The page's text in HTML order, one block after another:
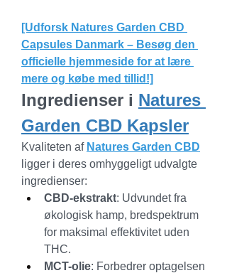
[Udforsk Natures Garden CBD
Capsules Danmark – Besøg den
officielle hjemmeside for at lære
mere og købe med tillid!]
Ingredienser i Natures
Garden CBD Kapsler
Kvaliteten af Natures Garden CBD
ligger i deres omhyggeligt udvalgte
ingredienser:
CBD-ekstrakt: Udvundet fra
økologisk hamp, bredspektrum
for maksimal effektivitet uden
THC.
MCT-olie: Forbedrer optagelsen